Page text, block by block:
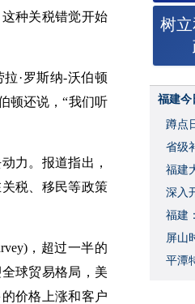
种关税错觉开始
·罗斯纳-沃伯顿
顿还说，“我们听
力。报道指出，
税、移民等政策
，超过一半的
球贸易格局，美
价格上涨和客户
树
福建今
蹲点
省级
福建
深入
福建
屏山
平潭